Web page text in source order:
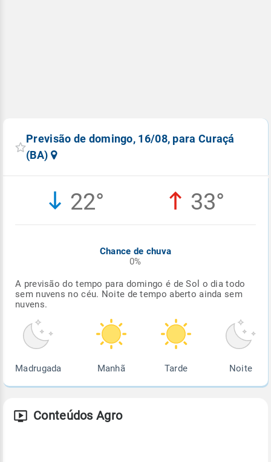
Previsão de domingo, 16/08, para Curaçá
(BA)
22° 33°
Chance de chuva
0%
A previsão do tempo para domingo é de Sol o dia todo
sem nuvens no céu. Noite de tempo aberto ainda sem
nuvens.
Madrugada Manhã Tarde Noite
Conteúdos Agro